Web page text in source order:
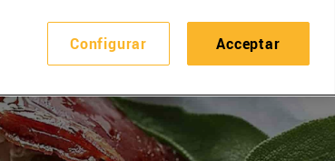
Configurar Acceptar